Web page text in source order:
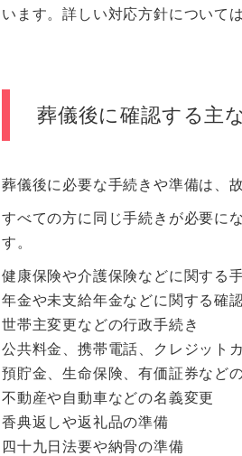
います。詳しい対応方針については
葬儀後に確認する主
葬儀後に必要な手続きや準備は、
すべての方に同じ手続きが必要に
す。
健康保険や介護保険などに関する
年金や未支給年金などに関する確
世帯主変更などの行政手続き
公共料金、携帯電話、クレジット
預貯金、生命保険、有価証券など
不動産や自動車などの名義変更
香典返しや返礼品の準備
四十九日法要や納骨の準備